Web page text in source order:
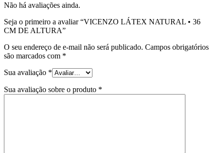
Não há avaliações ainda.
Seja o primeiro a avaliar “VICENZO LÁTEX NATURAL • 36
CM DE ALTURA”
O seu endereço de e-mail não será publicado. Campos obrigatórios
são marcados com *
Sua avaliação *
Sua avaliação sobre o produto *